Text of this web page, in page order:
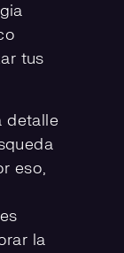
tus
detalle
eso,
la